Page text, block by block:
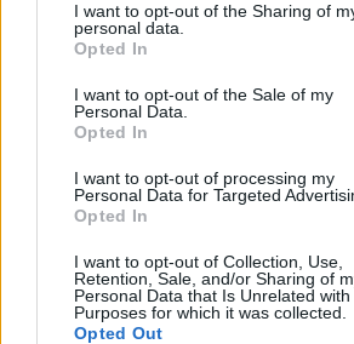
not limited to your visit or usage
grant or deny consent to Google and its
use your data for below specified
consent section.
I want to opt-out of the Sharing of
personal data.
Opted In
I want to opt-out of the Sale of my
Personal Data.
Opted In
I want to opt-out of processing my
Personal Data for Targeted
Opted In
I want to opt-out of Collection, Use,
Retention, Sale, and/or Sharing of
Personal Data that Is Unrelated
Purposes for which it was collected.
Opted Out
Pingvin sorozattal, Sonic filmmel
erősít szeptemberben a Max
Exkluzív premierként pedig a Nicolas
bemutatott Álmaid hőse érkezik a
streamingszolgáltatására.